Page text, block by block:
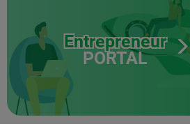
Entrepreneur
PORTAL